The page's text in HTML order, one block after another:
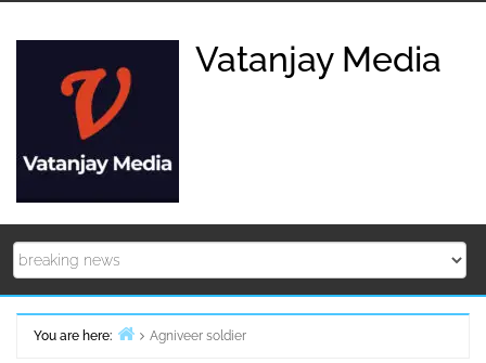
Vatanjay Media
You are here:
Agniveer soldier